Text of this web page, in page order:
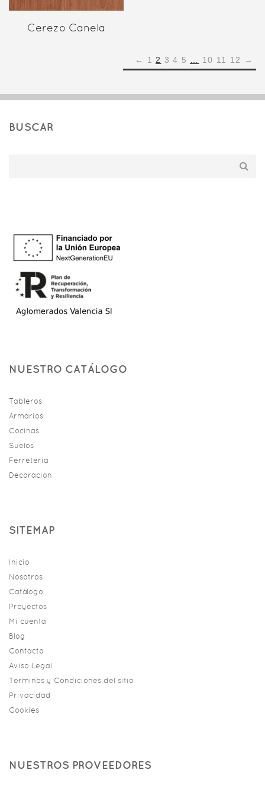
Cerezo Canela
← 1 2 3 4 5 10 11 12 →
BUSCAR
NUESTRO CATÁLOGO
Tableros
Armarios
Cocinas
Suelos
Ferreteria
Decoracion
SITEMAP
Inicio
Nosotros
Catálogo
Proyectos
Mi cuenta
Blog
Contacto
Aviso Legal
Terminos y Condiciones del sitio
Privacidad
Cookies
NUESTROS PROVEEDORES